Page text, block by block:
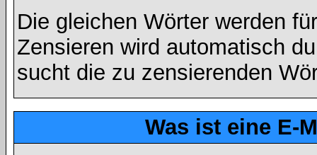
Die gleichen Wörter werden
Zensieren wird automatisch
sucht die zu zensierenden
Was ist eine E-